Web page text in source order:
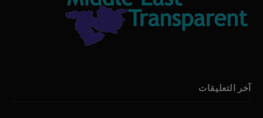
آخر التعليقات